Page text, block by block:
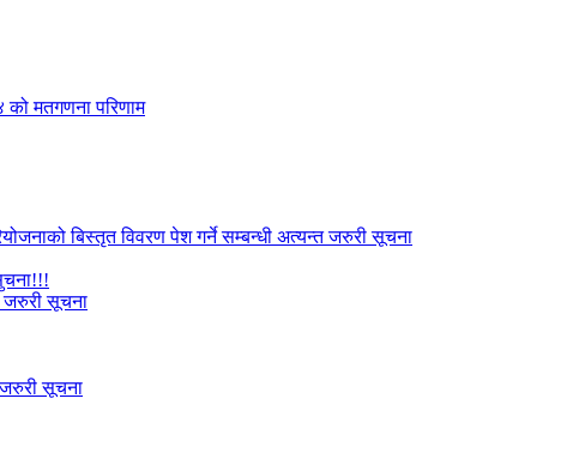
को मतगणना परिणाम
बिस्तृत विवरण पेश गर्ने सम्बन्धी अत्यन्त जरुरी सूचना
जरुरी सूचना
सूचना